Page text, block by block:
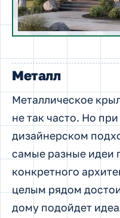
Металл
Металлическое
не так часто. Но
дизайнерском
самые разные идеи
конкретного
целым рядом
дому подойдет